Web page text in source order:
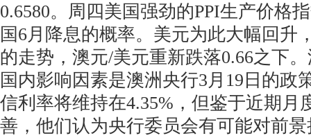
0.6580。周四美国强劲的PPI生产价格
国6月降息的概率。美元为此大幅回升
的走势，澳元/美元重新跌落0.66之下
国内影响因素是澳洲央行3月19日的政
信利率将维持在4.35%，但鉴于近期月
善，他们认为央行委员会有可能对前